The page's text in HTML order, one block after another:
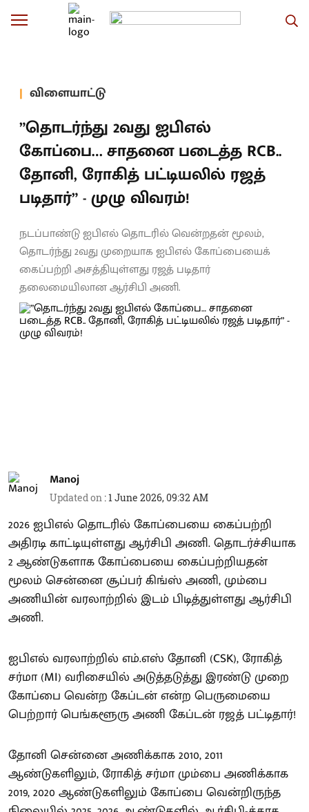
விளையாட்டு
”தொடர்ந்து 2வது ஐபிஎல்
கோப்பை… சாதனை படைத்த RCB..
தோனி, ரோகித் பட்டியலில் ரஜத்
படிதார்” - முழு விவரம்!
நடப்பாண்டு ஐபிஎல் தொடரில் வென்றதன் மூலம்,
தொடர்ந்து 2வது முறையாக ஐபிஎல் கோப்பையைக்
கைப்பற்றி அசத்தியுள்ளது ரஜத் படிதார்
தலைமையிலான ஆர்சிபி அணி.
Manoj
Updated on :1 June 2026, 09:32 AM
2026 ஐபிஎல் தொடரில் கோப்பையை கைப்பற்றி
அதிரடி காட்டியுள்ளது ஆர்சிபி அணி. தொடர்ச்சியாக
2 ஆண்டுகளாக கோப்பையை கைப்பற்றியதன்
மூலம் சென்னை சூப்பர் கிங்ஸ் அணி, மும்பை
அணியின் வரலாற்றில் இடம் பிடித்துள்ளது ஆர்சிபி
அணி.
ஐபிஎல் வரலாற்றில் எம்.எஸ் தோனி (CSK), ரோகித்
சர்மா (MI) வரிசையில் அடுத்தடுத்து இரண்டு முறை
கோப்பை வென்ற கேப்டன் என்ற பெருமையை
பெற்றார் பெங்களூரு அணி கேப்டன் ரஜத் பட்டிதார்!
தோனி சென்னை அணிக்காக 2010, 2011
ஆண்டுகளிலும், ரோகித் சர்மா மும்பை அணிக்காக
2019, 2020 ஆண்டுகளிலும் கோப்பை வென்றிருந்த